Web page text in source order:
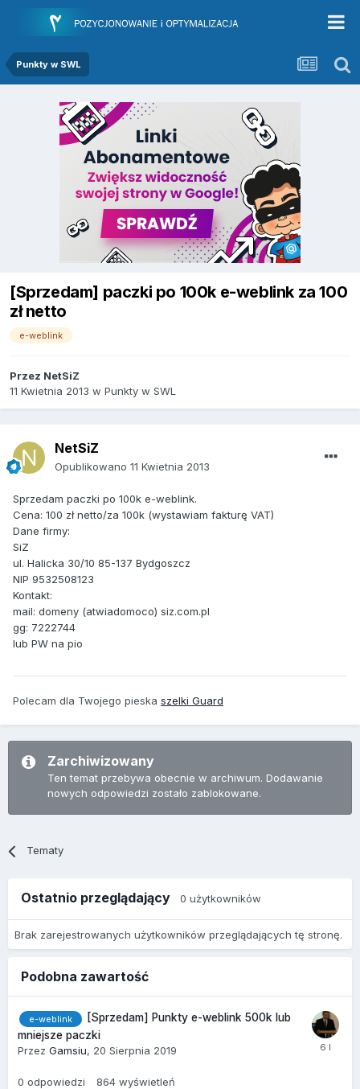
Punkty w SWL
[Sprzedam] paczki po 100k e-weblink za 100
zł netto
e-weblink
Przez NetSiZ
11 Kwietnia 2013 w Punkty w SWL
NetSiZ
Opublikowano 11 Kwietnia 2013
Sprzedam paczki po 100k e-weblink.
Cena: 100 zł netto/za 100k (wystawiam fakturę VAT)
Dane firmy:
SiZ
ul. Halicka 30/10 85-137 Bydgoszcz
NIP 9532508123
Kontakt:
mail: domeny (atwiadomoco) siz.com.pl
gg: 7222744
lub PW na pio
Polecam dla Twojego pieska szelki Guard
Zarchiwizowany
Ten temat przebywa obecnie w archiwum. Dodawanie
nowych odpowiedzi zostało zablokowane.
Tematy
Ostatnio przeglądający 0 użytkowników
Brak zarejestrowanych użytkowników przeglądających tę stronę.
Podobna zawartość
e-weblink
[Sprzedam] Punkty e-weblink 500k lub
mniejsze paczki
Przez Gamsiu, 20 Sierpnia 2019
0 odpowiedzi 864 wyświetleń